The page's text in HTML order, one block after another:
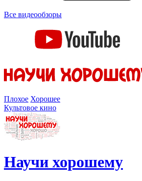
Все видеообзоры
Плохое Хорошее
Культовое кино
Научи хорошему